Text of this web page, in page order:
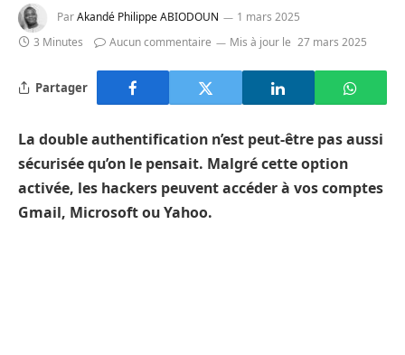
ParAkandé Philippe ABIODOUN
1 mars 2025
3 Minutes
Aucun commentaire Mis à jour le 27 mars 2025
Partager
La double authentification n’est peut-être pas aussi
sécurisée qu’on le pensait. Malgré cette option
activée, les hackers peuvent accéder à vos comptes
Gmail, Microsoft ou Yahoo.